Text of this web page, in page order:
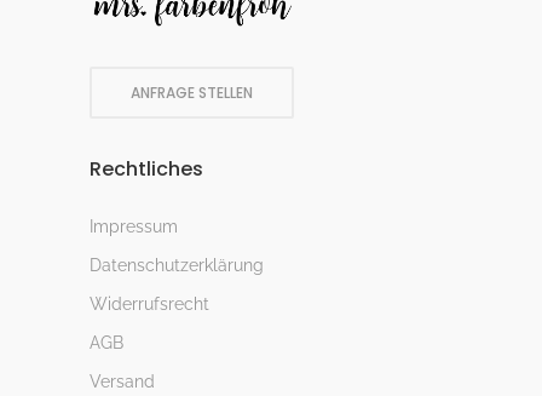
ANFRAGE STELLEN
Rechtliches
Impressum
Datenschutzerklärung
Widerrufsrecht
AGB
Versand